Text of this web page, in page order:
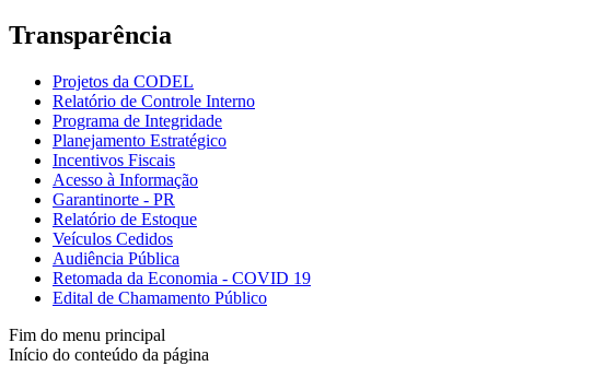
Transparência
Projetos da CODEL
Relatório de Controle Interno
Programa de Integridade
Planejamento Estratégico
Incentivos Fiscais
Acesso à Informação
Garantinorte - PR
Relatório de Estoque
Veículos Cedidos
Audiência Pública
Retomada da Economia - COVID 19
Edital de Chamamento Público
Fim do menu principal
Início do conteúdo da página